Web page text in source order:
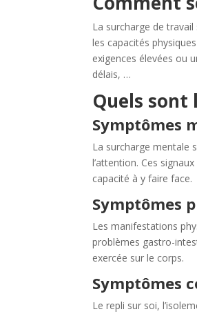
La surcharge de
les capacités
exigences élevées ou
délais, …
Quels sont
Symptômes
La surcharge mentale
l’attention. Ces
capacité à y faire face.
Symptômes
Les manifestations
problèmes gastro-
exercée sur le corps.
Symptômes
Le repli sur soi,